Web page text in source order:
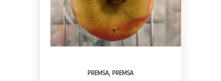
PREMSA PREMSA